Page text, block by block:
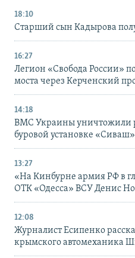
18:10
Старший сын Кадырова
16:27
Легион «Свобода России»
моста через Керченский
14:18
ВМС Украины уничтожили
буровой установке
13:27
«На Кинбурне армия РФ в
ОТК «Одесса» ВСУ Денис
12:08
Журналист Есипенко
крымского автомеханика